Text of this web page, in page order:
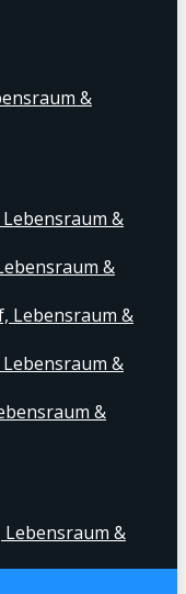
&
&
&
Lebensraum &
&
&
Lebensraum &